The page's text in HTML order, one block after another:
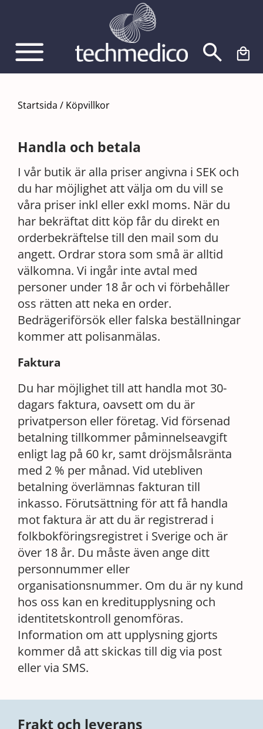
innehållet
Startsida / Köpvillkor
Handla och betala
I vår butik är alla priser angivna i SEK och
du har möjlighet att välja om du vill se
våra priser inkl eller exkl moms. När du
har bekräftat ditt köp får du direkt en
orderbekräftelse till den mail som du
angett. Ordrar stora som små är alltid
välkomna. Vi ingår inte avtal med
personer under 18 år och vi förbehåller
oss rätten att neka en order.
Bedrägeriförsök eller falska beställningar
kommer att polisanmälas.
Faktura
Du har möjlighet till att handla mot 30-
dagars faktura, oavsett om du är
privatperson eller företag. Vid försenad
betalning tillkommer påminnelseavgift
enligt lag på 60 kr, samt dröjsmålsränta
med 2 % per månad. Vid utebliven
betalning överlämnas fakturan till
inkasso. Förutsättning för att få handla
mot faktura är att du är registrerad i
folkbokföringsregistret i Sverige och är
över 18 år. Du måste även ange ditt
personnummer eller
organisationsnummer. Om du är ny kund
hos oss kan en kreditupplysning och
identitetskontroll genomföras.
Information om att upplysning gjorts
kommer då att skickas till dig via post
eller via SMS.
Frakt och leverans